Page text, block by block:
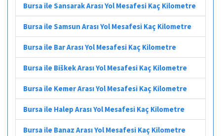
Bursa ile Sansarak Arası Yol Mesafesi Kaç Kilometre
Bursa ile Samsun Arası Yol Mesafesi Kaç Kilometre
Bursa ile Bar Arası Yol Mesafesi Kaç Kilometre
Bursa ile Biškek Arası Yol Mesafesi Kaç Kilometre
Bursa ile Kemer Arası Yol Mesafesi Kaç Kilometre
Bursa ile Halep Arası Yol Mesafesi Kaç Kilometre
Bursa ile Banaz Arası Yol Mesafesi Kaç Kilometre